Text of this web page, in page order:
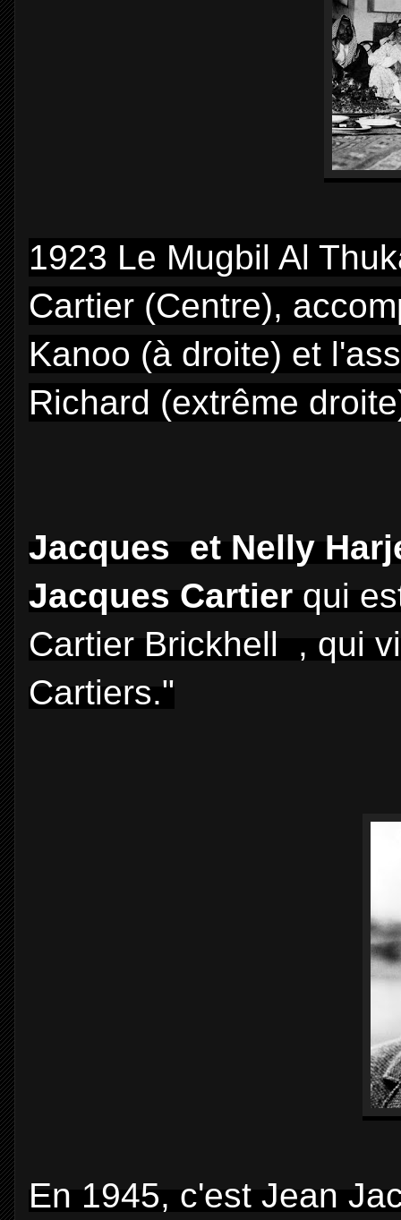
1923 Le Mugbil Al
Cartier (Centre),
Kanoo (à droite) et
Richard (extrême
Jacques et Nelly
Jacques Cartier qui
Cartier Brickhell , qui
Cartiers."
En 1945, c'est Jean